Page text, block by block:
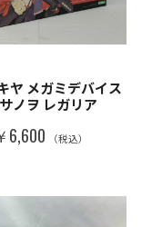
ヤ メガミデバイス
ノヲ レガリア
6,600 （税込）